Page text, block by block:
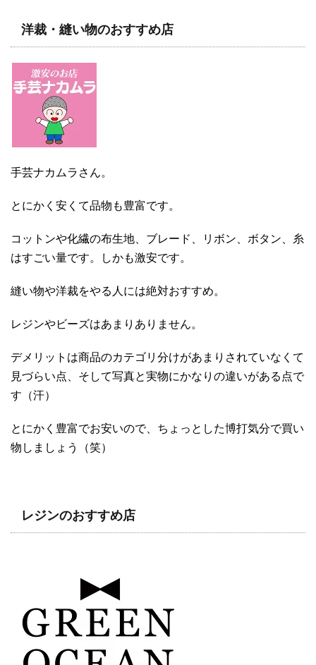
洋裁・縫い物のおすすめ店
手芸ナカムラさん。
とにかく安くて品物も豊富です。
コットンや化繊の布生地、ブレード、リボン、ボタン、糸
はすごい量です。しかも激安です。
縫い物や洋裁をやる人には絶対おすすめ。
レジンやビーズはあまりありません。
デメリットは商品のカテゴリ分けがあまりされていなくて
見づらい点、そして写真と実物にかなりの違いがある点で
す（汗）
とにかく豊富でお安いので、ちょっとした博打気分で買い
物しましょう（笑）
レジンのおすすめ店